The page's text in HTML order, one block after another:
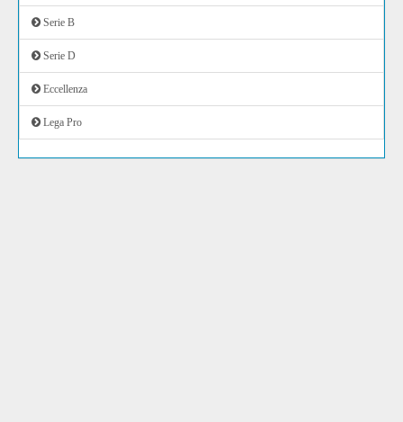
Serie B
Serie D
Eccellenza
Lega Pro